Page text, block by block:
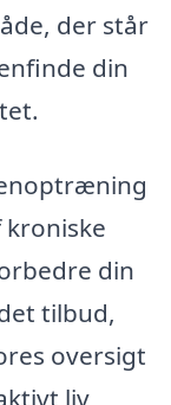
der står
din
din
tilbud,
oversigt